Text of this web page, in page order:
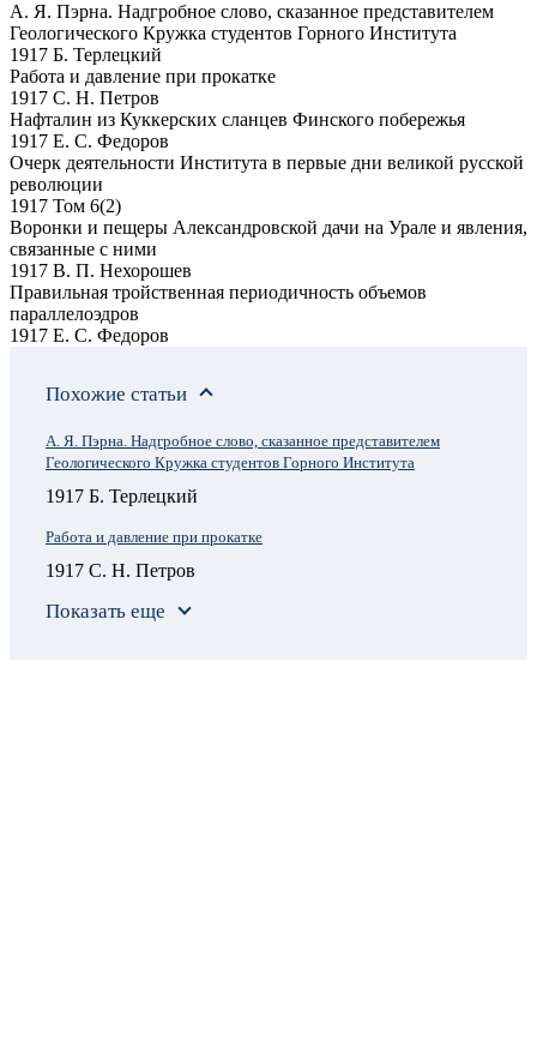
А. Я. Пэрна. Надгробное слово, сказанное представителем
Геологического Кружка студентов Горного Института
1917 Б. Терлецкий
Работа и давление при прокатке
1917 С. Н. Петров
Нафталин из Куккерских сланцев Финского побережья
1917 Е. С. Федоров
Очерк деятельности Института в первые дни великой русской
революции
1917 Том 6(2)
Воронки и пещеры Александровской дачи на Урале и явления,
связанные с ними
1917 В. П. Нехорошев
Правильная тройственная периодичность объемов
параллелоэдров
1917 Е. С. Федоров
Похожие статьи
А. Я. Пэрна. Надгробное слово, сказанное представителем
Геологического Кружка студентов Горного Института
1917 Б. Терлецкий
Работа и давление при прокатке
1917 С. Н. Петров
Показать еще